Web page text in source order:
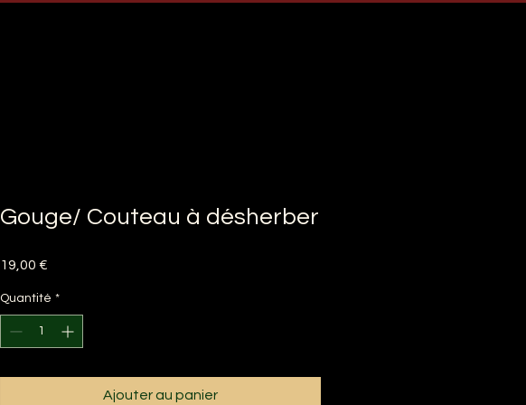
Gouge/ Couteau à désherber
19,00 €
Quantité *
Ajouter au panier